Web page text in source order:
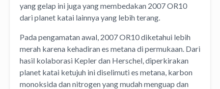
yang gelap ini juga yang membedakan 2007 OR10
dari planet katai lainnya yang lebih terang.
Pada pengamatan awal, 2007 OR10 diketahui lebih
merah karena kehadiran es metana di permukaan. Dari
hasil kolaborasi Kepler dan Herschel, diperkirakan
planet katai ketujuh ini diselimuti es metana, karbon
monoksida dan nitrogen yang mudah menguap dan